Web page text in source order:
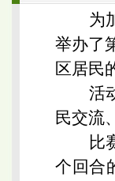
为
举办了
区居民
活
民交流
比
个回合